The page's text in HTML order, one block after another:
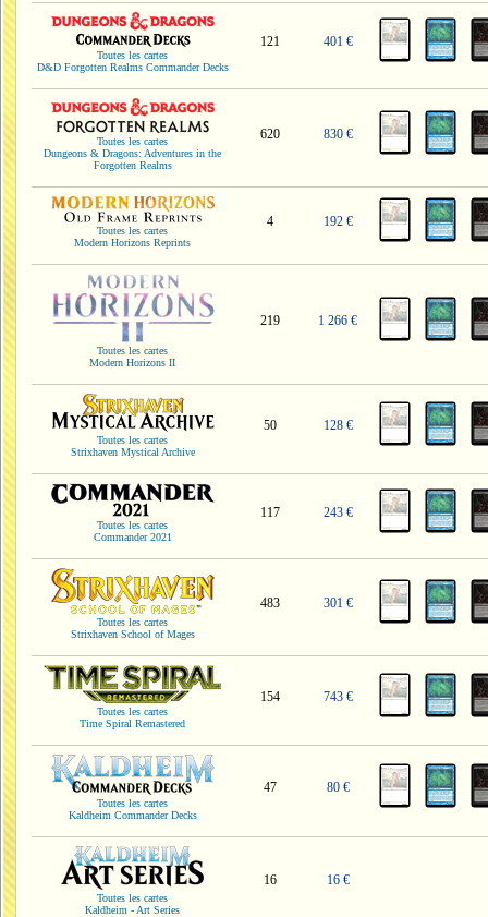
Toutes les cartes
D&D Forgotten Realms Commander Decks
121 401 €
Toutes les cartes
Dungeons & Dragons: Adventures in the
Forgotten Realms
620 830 €
Toutes les cartes
Modern Horizons Reprints
4 192 €
Toutes les cartes
Modern Horizons II
219 1 266 €
Toutes les cartes
Strixhaven Mystical Archive
50 128 €
Toutes les cartes
Commander 2021
117 243 €
Toutes les cartes
Strixhaven School of Mages
483 301 €
Toutes les cartes
Time Spiral Remastered
154 743 €
Toutes les cartes
Kaldheim Commander Decks
47 80 €
Toutes les cartes
Kaldheim - Art Series
16 16 €